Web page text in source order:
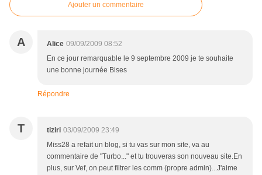
Ajouter un commentaire
A Alice 09/09/2009 08:52
En ce jour remarquable le 9 septembre 2009 je te souhaite
une bonne journée Bises
Répondre
T tiziri 03/09/2009 23:49
Miss28 a refait un blog, si tu vas sur mon site, va au
commentaire de "Turbo..." et tu trouveras son nouveau site.En
plus, sur Vef, on peut filtrer les comm (propre admin)...J'aime